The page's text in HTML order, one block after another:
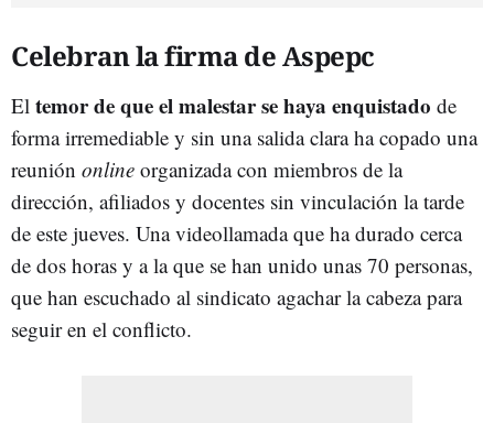
Celebran la firma de Aspepc
El temor de que el malestar se haya enquistado de
forma irremediable y sin una salida clara ha copado una
reunión online organizada con miembros de la
dirección, afiliados y docentes sin vinculación la tarde
de este jueves. Una videollamada que ha durado cerca
de dos horas y a la que se han unido unas 70 personas,
que han escuchado al sindicato agachar la cabeza para
seguir en el conflicto.